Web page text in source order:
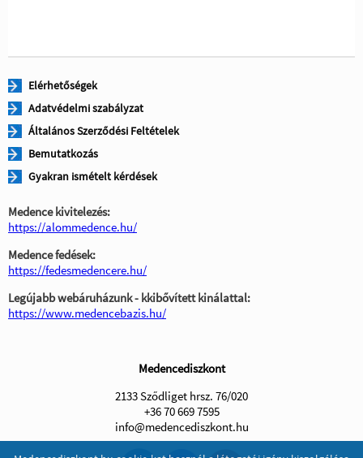
Elérhetőségek
Adatvédelmi szabályzat
Általános Szerződési Feltételek
Bemutatkozás
Gyakran ismételt kérdések
Medence kivitelezés:
https://alommedence.hu/
Medence fedések:
https://fedesmedencere.hu/
Legújabb webáruházunk - kkibővített kinálattal:
https://www.medencebazis.hu/
Medencediszkont
2133 Sződliget hrsz. 76/020
+36 70 669 7595
info@medencediszkont.hu